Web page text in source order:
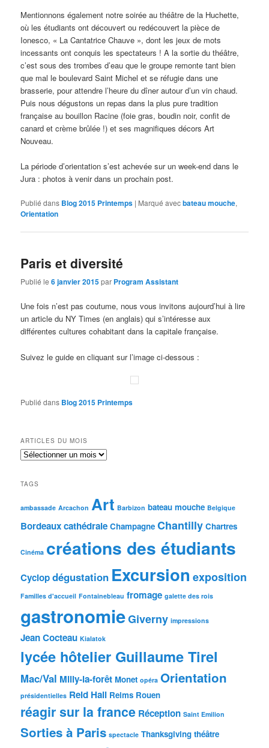
Mentionnons également notre soirée au théâtre de la Huchette,
où les étudiants ont découvert ou redécouvert la pièce de
Ionesco, « La Cantatrice Chauve », dont les jeux de mots
incessants ont conquis les spectateurs ! A la sortie du théâtre,
c’est sous des trombes d’eau que le groupe remonte tant bien
que mal le boulevard Saint Michel et se réfugie dans une
brasserie, pour attendre l’heure du dîner autour d’un vin chaud.
Puis nous dégustons un repas dans la plus pure tradition
française au bouillon Racine (foie gras, boudin noir, confit de
canard et crème brûlée !) et ses magnifiques décors Art
Nouveau.
La période d’orientation s’est achevée sur un week-end dans le
Jura : photos à venir dans un prochain post.
Publié dans Blog 2015 Printemps | Marqué avecbateau mouche,
Orientation
Paris et diversité
Publié le6 janvier 2015par Program Assistant
Une fois n’est pas coutume, nous vous invitons aujourd’hui à lire
un article du NY Times (en anglais) qui s’intéresse aux
différentes cultures cohabitant dans la capitale française.
Suivez le guide en cliquant sur l’image ci-dessous :
Publié dans Blog 2015 Printemps
ARTICLES DU MOIS
Articles
TAGS
ambassade Arcachon Art Barbizon bateau mouche Belgique
Bordeauxcathédrale Champagne Chantilly Chartres
Cinéma créations des étudiants
Cyclopdégustation Excursion exposition
Familles d'accueil Fontainebleau fromage galette des rois
gastronomieGiverny impressions
Jean Cocteau Kialatok
lycée hôtelier Guillaume Tirel
Mac/Val Milly-la-forêt Monet opéra Orientation
présidentielles Reid Hall Reims Rouen
réagir sur la france Réception Saint Emilion
Sorties à Paris spectacle Thanksgiving théâtre